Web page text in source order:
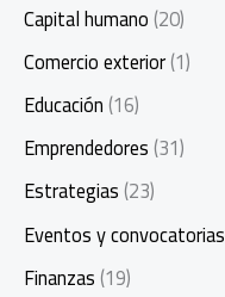
Capital humano(20)
Comercio exterior(1)
Educación(16)
Emprendedores(31)
Estrategias(23)
Eventos y convocatorias
Finanzas(19)